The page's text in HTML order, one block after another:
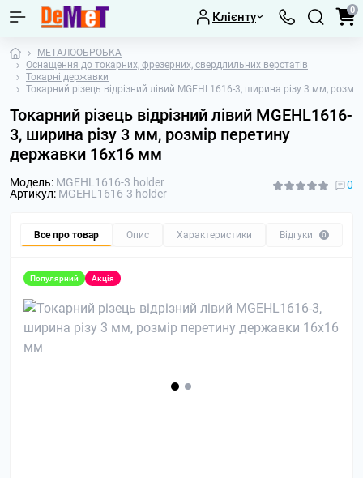
Клієнту 0
МЕТАЛООБРОБКА
Оснащення до токарних, фрезерних, свердлильних верстатів
Токарні державки
Токарний різець відрізний лівий MGEHL1616-3, ширина різу 3 мм,
Токарний різець відрізний лівий MGEHL1616-
3, ширина різу 3 мм, розмір перетину
державки 16х16 мм
Модель: MGEHL1616-3 holder
Артикул: MGEHL1616-3 holder
0
Все про товар Опис Характеристики Відгуки 0
Популярний Акція